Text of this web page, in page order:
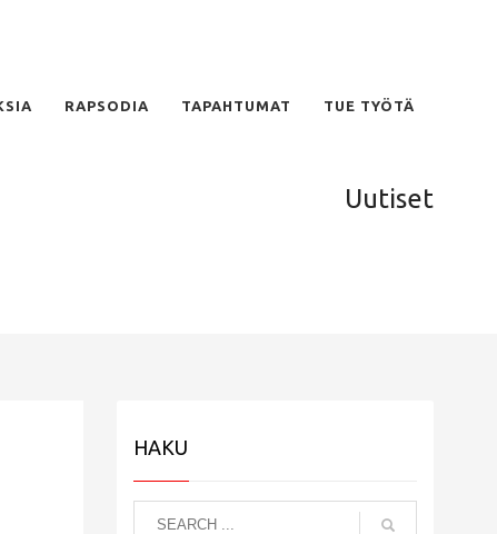
RAPSODIA TAPAHTUMAT TUE TYÖTÄ
Uutiset
HAKU